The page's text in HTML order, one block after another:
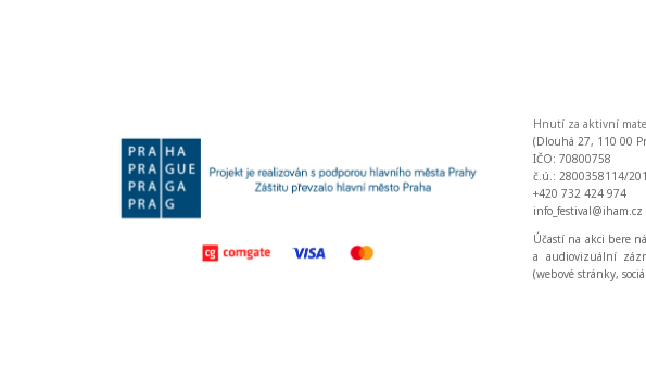
Hnutí za aktivní
(Dlouhá 27, 110 00
IČO: 70800758
č.ú.: 2800358114/
+420 732 424 974
info_festival@iham.cz
Účastí na akci bere
a audiovizuální
(webové stránky,